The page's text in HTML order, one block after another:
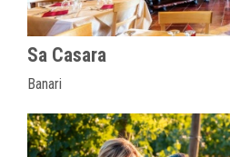
Sa Casara
Banari